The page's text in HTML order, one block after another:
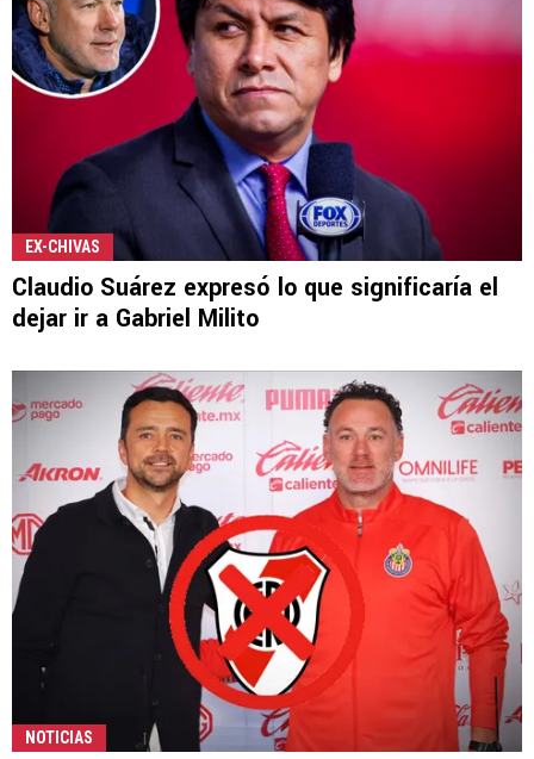
EX-CHIVAS
Claudio Suárez expresó lo que significaría el
dejar ir a Gabriel Milito
NOTICIAS